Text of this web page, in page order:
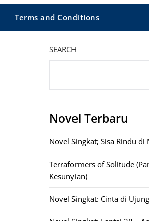
Terms and Conditions
SEARCH
Novel Terbaru
Novel Singkat; Sisa Rindu di
Terraformers of Solitude
Kesunyian)
Novel Singkat: Cinta di